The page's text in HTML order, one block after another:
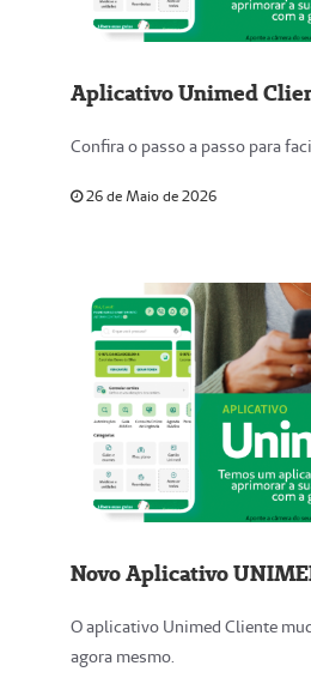
Aplicativo Unimed
Confira o passo a passo para
26 de Maio de 2026
Novo Aplicativo
O aplicativo Unimed Cliente
agora mesmo.